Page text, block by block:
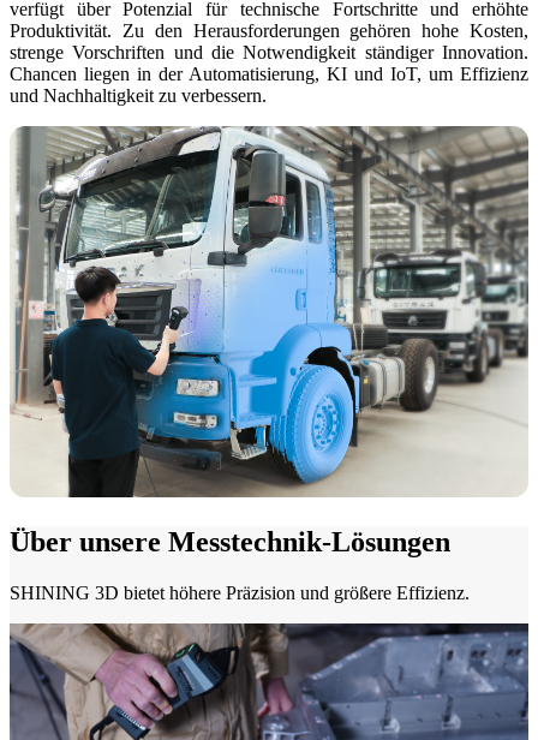
3D-Scanner mit hybrider Lichtquelle
EinScan H2
Zubehör
FootStation
Der EinScan Libre Rucksack
Alle Professional Produkte ansehen
ENTRY-LEVEL · EINSTAR FÜR 3D- MODELLE
Bester kosteneffektiver 3D-Scanner für Beginner
EINSTAR VEGA
EINSTAR 2
NEU
EINSTAR Rockit NEU
Alle Einsteigerprodukte ansehen
Aoralscan ElfNEU
Aoralscan Elite Wireless
NEU
Aoralscan Elite
NEU
Aoralscan 3 Wireless
Aoralscan 3
verfügt über Potenzial für technische Fortschritte und erhöhte
Produktivität. Zu den Herausforderungen gehören hohe Kosten,
strenge Vorschriften und die Notwendigkeit ständiger Innovation.
Chancen liegen in der Automatisierung, KI und IoT, um Effizienz
und Nachhaltigkeit zu verbessern.
Über unsere Messtechnik-Lösungen
SHINING 3D bietet höhere Präzision und größere Effizienz.